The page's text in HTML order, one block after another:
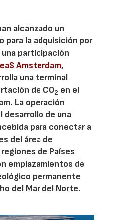
alcanzado un
para la adquisición por
una participación
Amsterdam,
una terminal
de CO2 en el
La operación
desarrollo de una
para conectar a
del área de
de Países
emplazamientos de
permanente
del Mar del Norte.